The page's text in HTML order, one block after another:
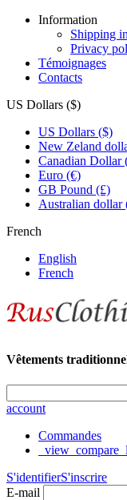
Information
Shipping
Privacy
Témoignages
Contacts
US Dollars ($)
US Dollars ($)
New Zeland
Canadian Dollar
Euro (€)
GB Pound (£)
Australian
French
English
French
Vêtements
account
Commandes
S'identifierS'inscrire
E-mail